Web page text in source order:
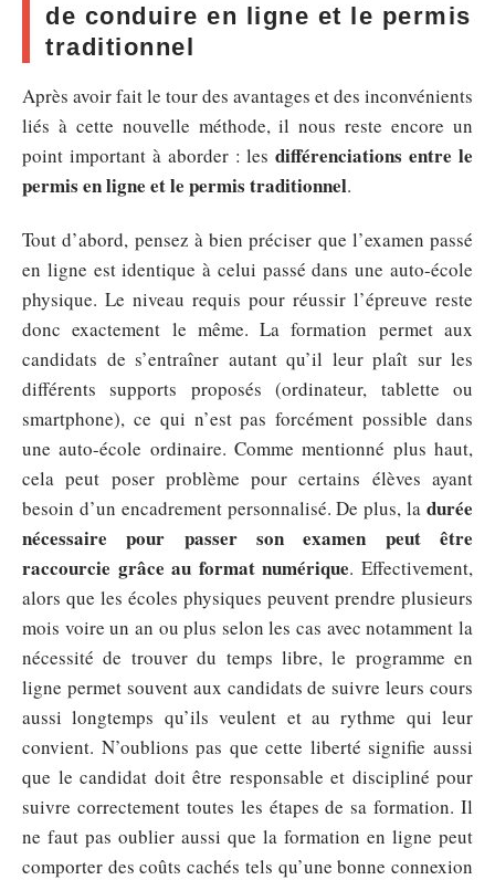
de conduire en ligne et le permis
traditionnel
Après avoir fait le tour des avantages et des inconvénients
liés à cette nouvelle méthode, il nous reste encore un
point important à aborder : lesdifférenciations entre le
permis en ligne et le permis traditionnel.
Tout d’abord, pensez à bien préciser que l’examen passé
en ligne est identique à celui passé dans une auto-école
physique. Le niveau requis pour réussir l’épreuve reste
donc exactement le même. La formation permet aux
candidats de s’entraîner autant qu’il leur plaît sur les
différents supports proposés (ordinateur, tablette ou
smartphone), ce qui n’est pas forcément possible dans
une auto-école ordinaire. Comme mentionné plus haut,
cela peut poser problème pour certains élèves ayant
besoin d’un encadrement personnalisé. De plus, la durée
nécessaire pour passer son examen peut être
raccourcie grâce au format numérique. Effectivement,
alors que les écoles physiques peuvent prendre plusieurs
mois voire un an ou plus selon les cas avec notamment la
nécessité de trouver du temps libre, le programme en
ligne permet souvent aux candidats de suivre leurs cours
aussi longtemps qu’ils veulent et au rythme qui leur
convient. N’oublions pas que cette liberté signifie aussi
que le candidat doit être responsable et discipliné pour
suivre correctement toutes les étapes de sa formation. Il
ne faut pas oublier aussi que la formation en ligne peut
comporter des coûts cachés tels qu’une bonne connexion